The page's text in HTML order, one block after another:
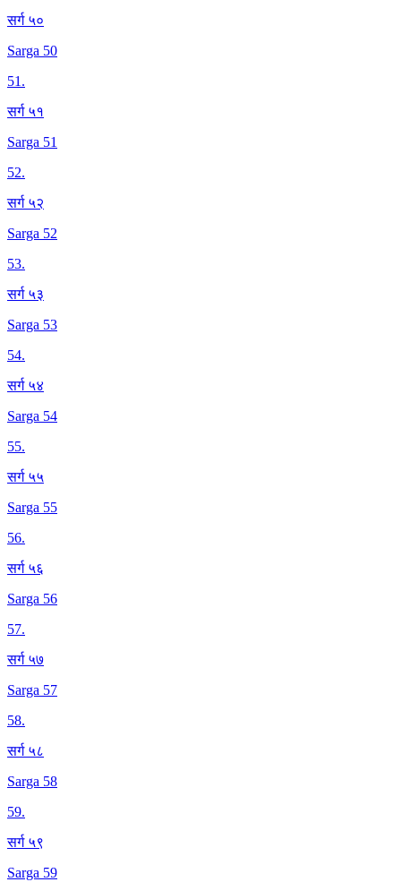
सर्ग ५०
Sarga 50
51.
सर्ग ५१
Sarga 51
52.
सर्ग ५२
Sarga 52
53.
सर्ग ५३
Sarga 53
54.
सर्ग ५४
Sarga 54
55.
सर्ग ५५
Sarga 55
56.
सर्ग ५६
Sarga 56
57.
सर्ग ५७
Sarga 57
58.
सर्ग ५८
Sarga 58
59.
सर्ग ५९
Sarga 59